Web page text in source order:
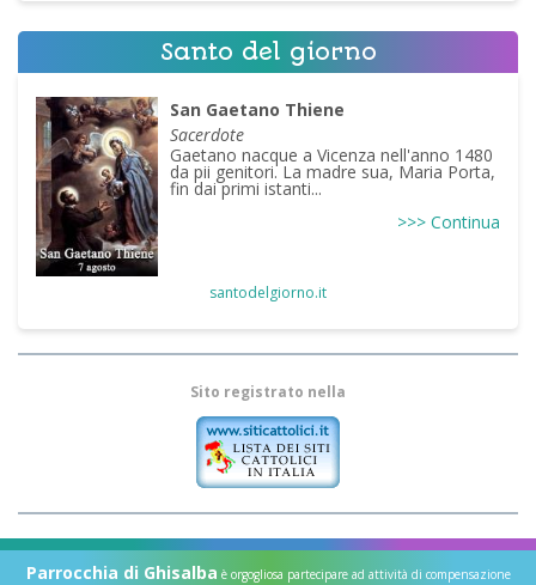
Santo del giorno
San Gaetano Thiene
Sacerdote
Gaetano nacque a Vicenza nell'anno 1480
da pii genitori. La madre sua, Maria Porta,
fin dai primi istanti...
>>> Continua
santodelgiorno.it
Sito registrato nella
Parrocchia di Ghisalba è orgogliosa partecipare ad attività di compensazione